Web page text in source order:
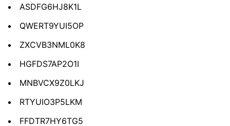
ASDFG6HJ8K1L
QWERT9YUI5OP
ZXCVB3NML0K8
HGFDS7AP2O1I
MNBVCX9Z0LKJ
RTYUIO3P5LKM
FFDTR7HY6TG5